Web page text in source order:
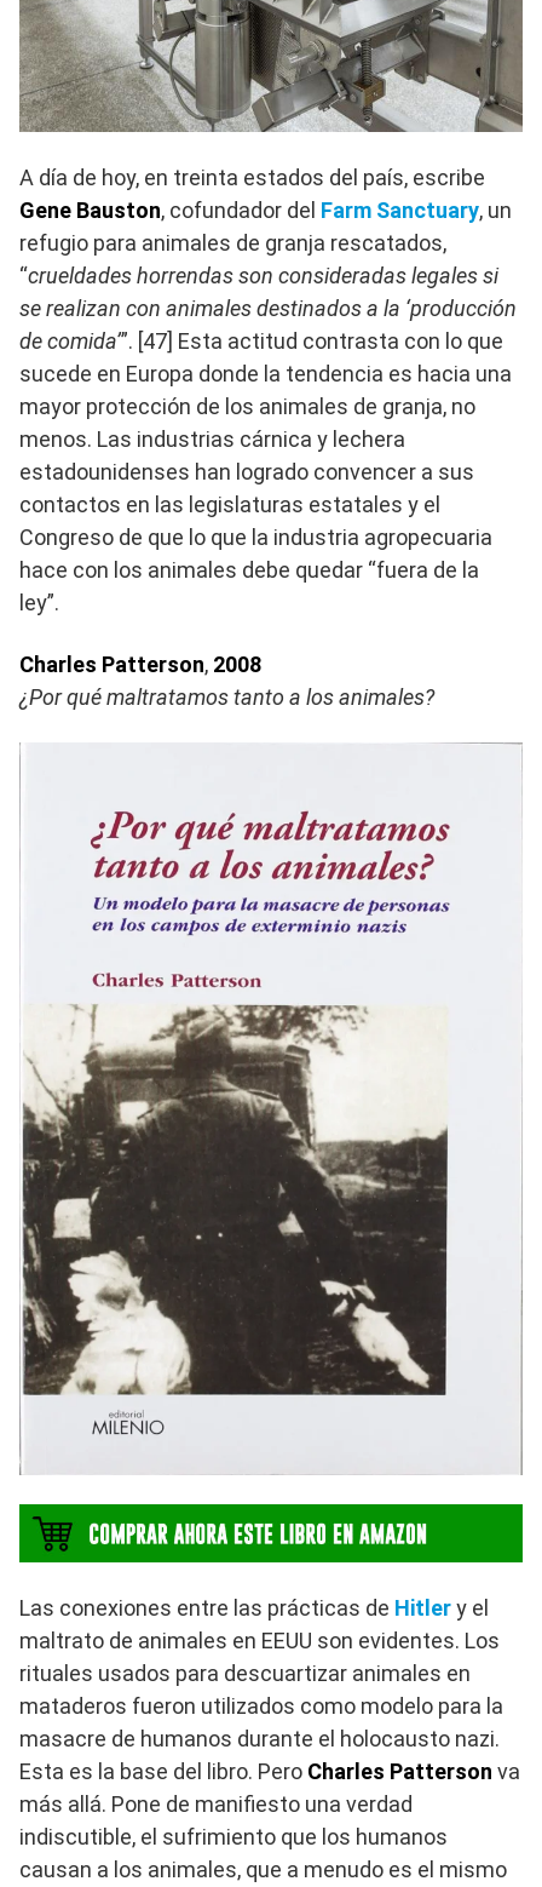
A día de hoy, en treinta estados del país, escribe
Gene Bauston, cofundador del Farm Sanctuary, un
refugio para animales de granja rescatados,
“crueldades horrendas son consideradas legales si
se realizan con animales destinados a la ‘producción
de comida’”. [47] Esta actitud contrasta con lo que
sucede en Europa donde la tendencia es hacia una
mayor protección de los animales de granja, no
menos. Las industrias cárnica y lechera
estadounidenses han logrado convencer a sus
contactos en las legislaturas estatales y el
Congreso de que lo que la industria agropecuaria
hace con los animales debe quedar “fuera de la
ley”.
Charles Patterson, 2008
¿Por qué maltratamos tanto a los animales?
Las conexiones entre las prácticas de Hitlery el
maltrato de animales en EEUU son evidentes. Los
rituales usados para descuartizar animales en
mataderos fueron utilizados como modelo para la
masacre de humanos durante el holocausto nazi.
Esta es la base del libro. Pero Charles Patterson va
más allá. Pone de manifiesto una verdad
indiscutible, el sufrimiento que los humanos
causan a los animales, que a menudo es el mismo